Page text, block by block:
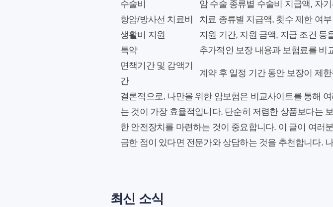
수술비
암 수술 종류별 수술비 지급액, 자
항암/방사선 치료비
치료 종류별 지급액, 횟수 제한 여
생활비 지원
지원 기간, 지원 금액, 지급 조건 등
특약
추가적인 보장 내용과 보험료를 비
면책기간 및 감액기
간
계약 후 일정 기간 동안 보장이 제
결론적으로, 나만을 위한 암보험은 비교사이트를 통해
는 것이 가장 효율적입니다. 단순히 저렴한 상품보다는
한 안전장치를 마련하는 것이 중요합니다. 이 글이 여러
금한 점이 있다면 전문가와 상담하는 것을 추천합니다.
최신 소식